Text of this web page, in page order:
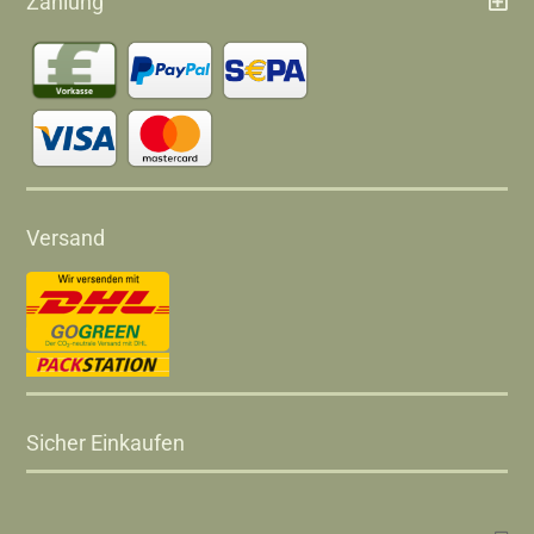
Versand
Sicher Einkaufen